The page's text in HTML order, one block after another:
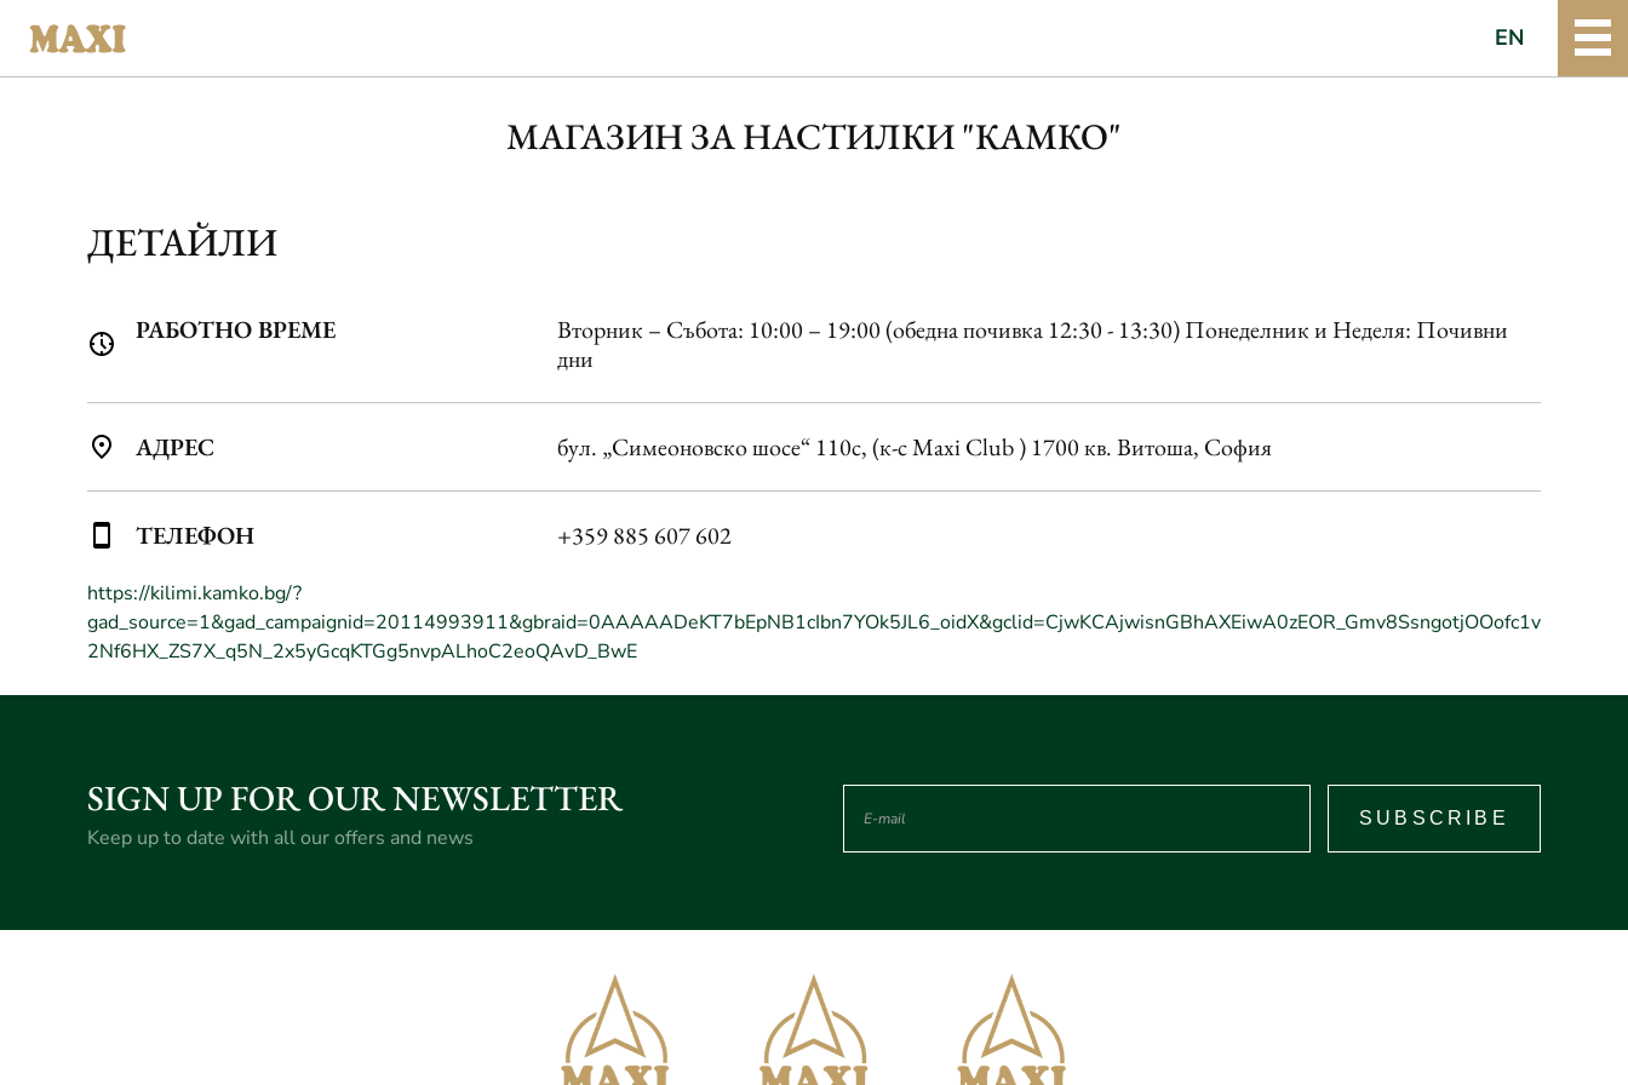
EN
СЛЕДЕТЕ НИ ВЪВ FACEBOOK
СЛЕДЕТЕ НИ В INSTAGRAM
СЛЕДЕТЕ НИ В LINKEDIN
МАГАЗИН ЗА НАСТИЛКИ "КАМКО"
ДЕТАЙЛИ
РАБОТНО ВРЕМЕ
Вторник – Събота: 10:00 – 19:00 (обедна почивка 12:30 - 13:30) Понеделник и Неделя: Почивни
дни
АДРЕС бул. „Симеоновско шосе“ 110c, (к-с Maxi Club ) 1700 кв. Витоша, София
ТЕЛЕФОН +359 885 607 602
https://kilimi.kamko.bg/?
gad_source=1&gad_campaignid=20114993911&gbraid=0AAAAADeKT7bEpNB1cIbn7YOk5JL6_oidX&gclid=CjwKCAjwisnGBhAXEiwA0zEOR_Gmv8SsngotjOOofc1v
2Nf6HX_ZS7X_q5N_2x5yGcqKTGg5nvpALhoC2eoQAvD_BwE
SIGN UP FOR OUR NEWSLETTER
Keep up to date with all our offers and news